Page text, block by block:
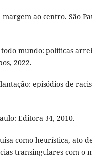
ao centro. São
mundo: políticas
2022.
episódios de
Editora 34, 2010.
como heurística, ato
transingulares com o